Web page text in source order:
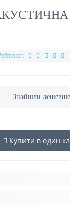
Знайшли
Купити в один